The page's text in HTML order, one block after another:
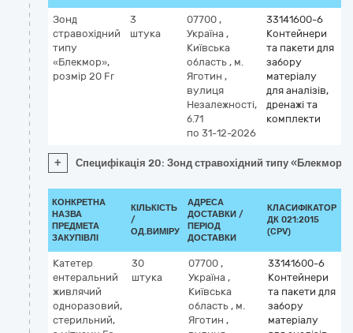
Зонд
стравохідний
типу
«Блекмор»,
розмір 20 Fr
3
штука
07700 ,
Україна ,
Київська
область , м.
Яготин ,
вулиця
Незалежності,
б.71
по 31-12-2026
33141600-6
Контейнери
та пакети для
забору
матеріалу
для аналізів,
дренажі та
комплекти
+ Специфікація 20: Зонд стравохідний типу
КОНКРЕТНА
НАЗВА
ПРЕДМЕТА
ЗАКУПІВЛІ
КІЛЬКІСТЬ
/
ОД.ВИМІРУ
АДРЕСА
ДОСТАВКИ /
ПЕРІОД
ДОСТАВКИ
КЛАСИФІКАТОР
ДК 021:2015
(CPV)
Катетер
ентеральний
живлячий
одноразовий,
стерильний,
30
штука
07700 ,
Україна ,
Київська
область , м.
Яготин ,
33141600-6
Контейнери
та пакети для
забору
матеріалу